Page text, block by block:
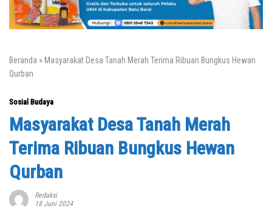
Beranda » Masyarakat Desa Tanah Merah Terima Ribuan Bungkus Hewan
Qurban
Sosial Budaya
Masyarakat Desa Tanah Merah
Terima Ribuan Bungkus Hewan
Qurban
Redaksi
18 Juni 2024